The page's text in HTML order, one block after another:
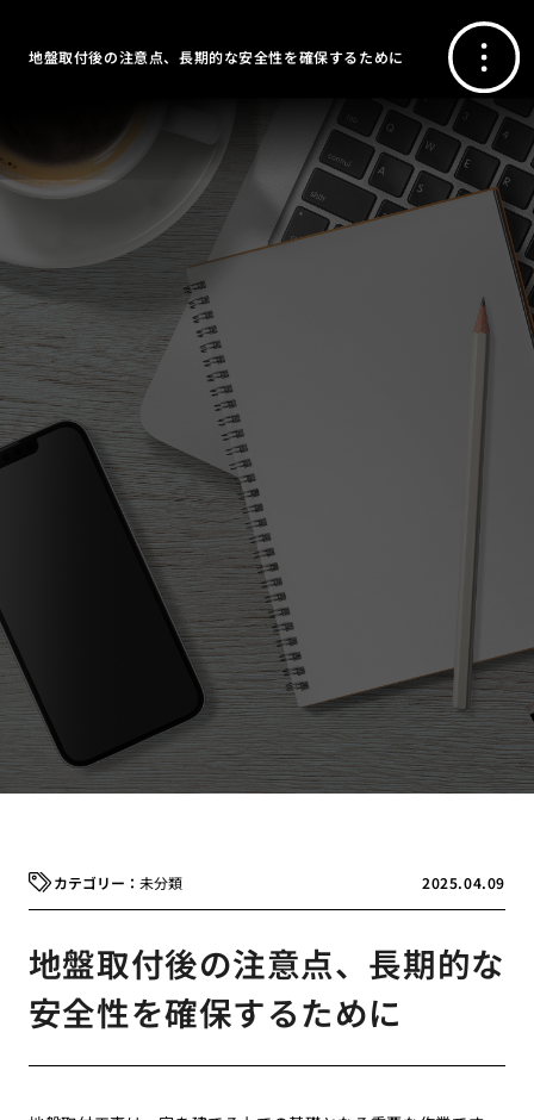
地盤取付後の注意点、長期的な安全性を確保するために
2025.04.09
未分類
地盤取付後の注意点、長期的な
安全性を確保するために